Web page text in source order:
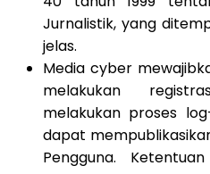
Jurnalistik, yang
jelas.
Media cyber
melakukan
melakukan proses
dapat
Pengguna.